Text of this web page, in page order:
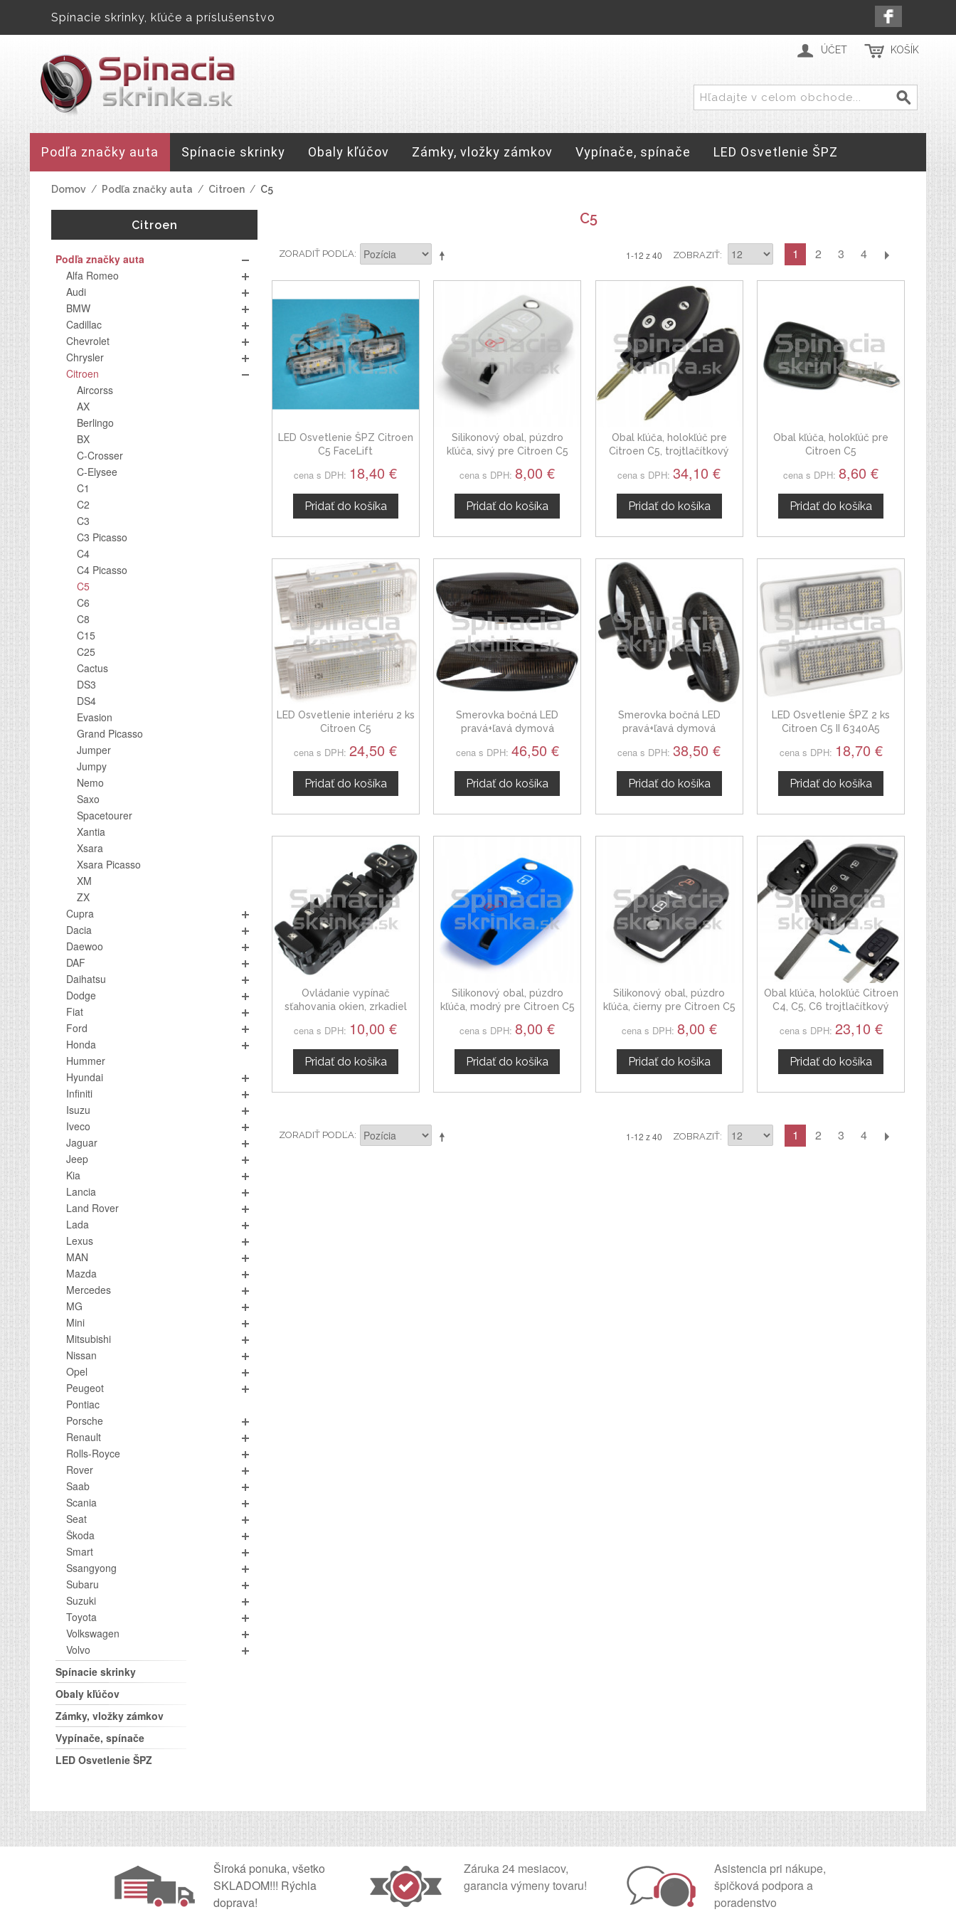
Spínacie skrinky, kľúče a príslušenstvo
ÚČET KOŠÍK
Podľa značky auta Spínacie skrinky Obaly kľúčov Zámky, vložky zámkov Vypínače, spínače LED Osvetlenie ŠPZ
Domov / Podľa značky auta / Citroen / C5
C5
ZORADIŤ PODĽA 1-12 z 40 ZOBRAZIŤ 1 2 3 4
LED Osvetlenie ŠPZ Citroen
C5 FaceLift
cena s DPH: 18,40 €
Pridať do košíka
Silikonový obal, púzdro
kľúča, sivý pre Citroen C5
cena s DPH: 8,00 €
Pridať do košíka
Obal kľúča, holokľúč pre
Citroen C5, trojtlačítkový
cena s DPH: 34,10 €
Pridať do košíka
Obal kľúča, holokľúč pre
Citroen C5
cena s DPH: 8,60 €
Pridať do košíka
LED Osvetlenie interiéru 2 ks
Citroen C5
cena s DPH: 24,50 €
Pridať do košíka
Smerovka bočná LED
pravá+ľavá dymová
6325G5
cena s DPH: 46,50 €
Pridať do košíka
Smerovka bočná LED
pravá+ľavá dymová
cena s DPH: 38,50 €
Pridať do košíka
LED Osvetlenie ŠPZ 2 ks
Citroen C5 II 6340A5
cena s DPH: 18,70 €
Pridať do košíka
Ovládanie vypínač
sťahovania okien, zrkadiel
cena s DPH: 10,00 €
Pridať do košíka
Silikonový obal, púzdro
kľúča, modrý pre Citroen C5
cena s DPH: 8,00 €
Pridať do košíka
Silikonový obal, púzdro
kľúča, čierny pre Citroen C5
cena s DPH: 8,00 €
Pridať do košíka
Obal kľúča, holokľúč Citroen
C4, C5, C6 trojtlačítkový
cena s DPH: 23,10 €
Pridať do košíka
ZORADIŤ PODĽA 1-12 z 40 ZOBRAZIŤ 1 2 3 4
Citroen
Podľa značky auta
Alfa Romeo
Audi
BMW
Cadillac
Chevrolet
Chrysler
Citroen
Aircorss
AX
Berlingo
BX
C-Crosser
C-Elysee
C1
C2
C3
C3 Picasso
C4
C4 Picasso
C5
C6
C8
C15
C25
Cactus
DS3
DS4
Evasion
Grand Picasso
Jumper
Jumpy
Nemo
Saxo
Spacetourer
Xantia
Xsara
Xsara Picasso
XM
ZX
Cupra
Dacia
Daewoo
DAF
Daihatsu
Dodge
Fiat
Ford
Honda
Hummer
Hyundai
Infiniti
Isuzu
Iveco
Jaguar
Jeep
Kia
Lancia
Land Rover
Lada
Lexus
MAN
Mazda
Mercedes
MG
Mini
Mitsubishi
Nissan
Opel
Peugeot
Pontiac
Porsche
Renault
Rolls-Royce
Rover
Saab
Scania
Seat
Škoda
Smart
Ssangyong
Subaru
Suzuki
Toyota
Volkswagen
Volvo
Spínacie skrinky
Obaly kľúčov
Zámky, vložky zámkov
Vypínače, spínače
LED Osvetlenie ŠPZ
Široká ponuka, všetko
SKLADOM!!! Rýchla
doprava!
Záruka 24 mesiacov,
garancia výmeny tovaru!
Asistencia pri nákupe,
špičková podpora a
poradenstvo